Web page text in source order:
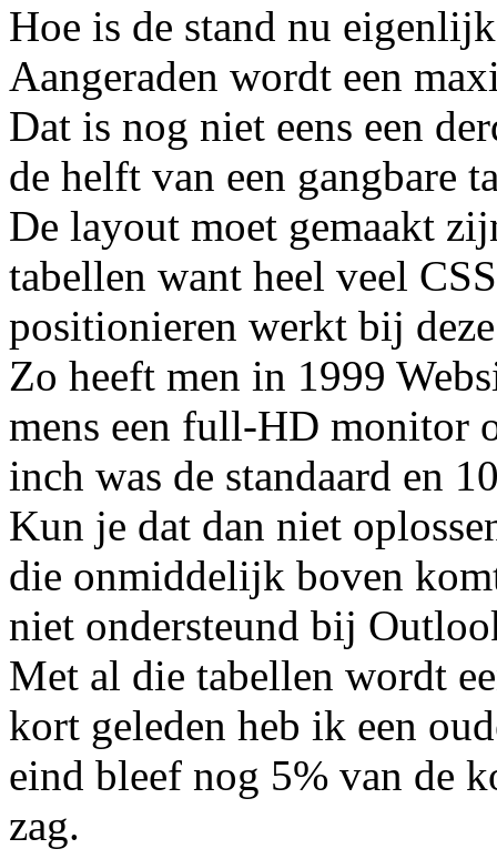
Hoe is de stand nu
Aangeraden wordt een
Dat is nog niet eens een
de helft van een gangbare
De layout moet gemaakt
tabellen want heel veel
positionieren werkt bij
Zo heeft men in 1999
mens een full-HD monitor
inch was de standaard en
Kun je dat dan niet
die onmiddelijk boven
niet ondersteund bij
Met al die tabellen wordt
kort geleden heb ik een
eind bleef nog 5% van de
zag.